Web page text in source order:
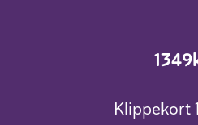
Klippekort